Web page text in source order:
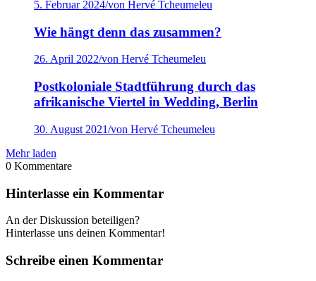
5. Februar 2024/von Hervé Tcheumeleu
Wie hängt denn das zusammen?
26. April 2022/von Hervé Tcheumeleu
Postkoloniale Stadtführung durch das
afrikanische Viertel in Wedding, Berlin
30. August 2021/von Hervé Tcheumeleu
Mehr laden
0 Kommentare
Hinterlasse ein Kommentar
An der Diskussion beteiligen?
Hinterlasse uns deinen Kommentar!
Schreibe einen Kommentar